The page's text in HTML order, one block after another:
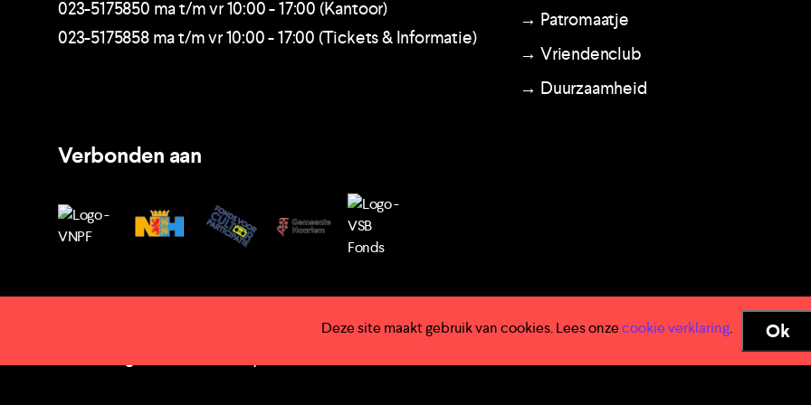
023-5175850 ma t/m vr 10:00 - 17:00 (Kantoor)
023-5175858 ma t/m vr 10:00 - 17:00 (Tickets & Informatie)
→ Patromaatje
→ Vriendenclub
→ Duurzaamheid
Verbonden aan
Deze site maakt gebruik van cookies. Lees onzecookie verklaring. Ok